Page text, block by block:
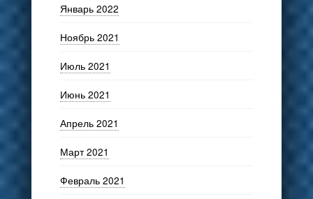
Январь 2022
Ноябрь 2021
Июль 2021
Июнь 2021
Апрель 2021
Март 2021
Февраль 2021